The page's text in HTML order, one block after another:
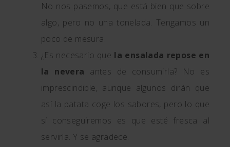
No nos pasemos, que está bien que sobre
algo, pero no una tonelada. Tengamos un
poco de mesura.
¿Es necesario que la ensalada repose en
la nevera antes de consumirla? No es
imprescindible, aunque algunos dirán que
así la patata coge los sabores, pero lo que
sí conseguiremos es que esté fresca al
servirla. Y se agradece.